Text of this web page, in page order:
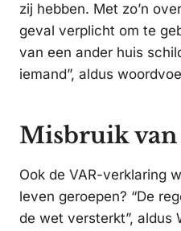
zij hebben. Met zo’n
geval verplicht om te
van een ander huis
iemand”, aldus
Misbruik van
Ook de VAR-verklaring
leven geroepen? “De
de wet versterkt”, aldus